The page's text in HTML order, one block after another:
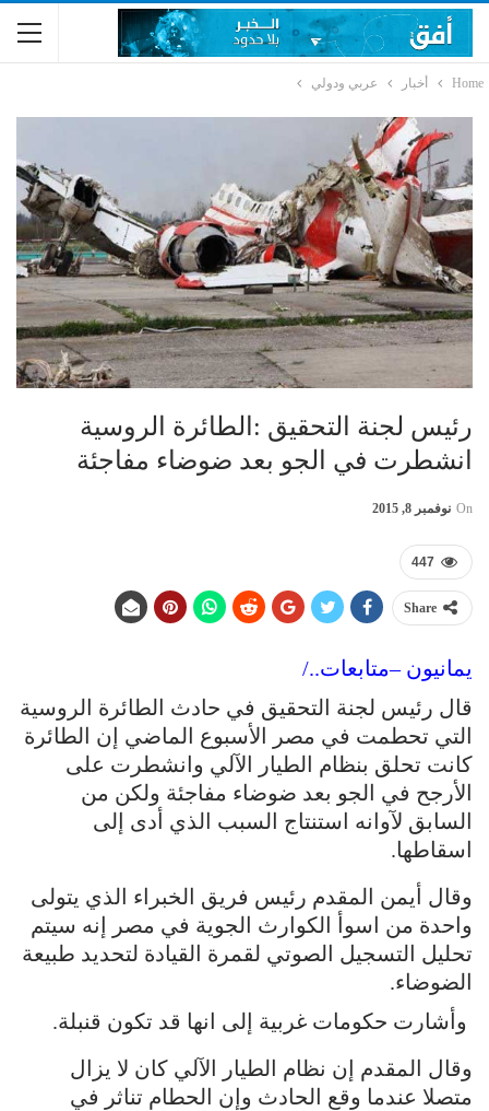
Home أخبار عربي ودولي
رئيس لجنة التحقيق :الطائرة الروسية
انشطرت في الجو بعد ضوضاء مفاجئة
On نوفمبر 8, 2015
447
Share
يمانيون –متابعات../
قال رئيس لجنة التحقيق في حادث الطائرة الروسية
التي تحطمت في مصر الأسبوع الماضي إن الطائرة
كانت تحلق بنظام الطيار الآلي وانشطرت على
الأرجح في الجو بعد ضوضاء مفاجئة ولكن من
السابق لآوانه استنتاج السبب الذي أدى إلى
اسقاطها.
وقال أيمن المقدم رئيس فريق الخبراء الذي يتولى
واحدة من اسوأ الكوارث الجوية في مصر إنه سيتم
تحليل التسجيل الصوتي لقمرة القيادة لتحديد طبيعة
الضوضاء.
وأشارت حكومات غربية إلى انها قد تكون قنبلة.
وقال المقدم إن نظام الطيار الآلي كان لا يزال
متصلا عندما وقع الحادث وإن الحطام تناثر في